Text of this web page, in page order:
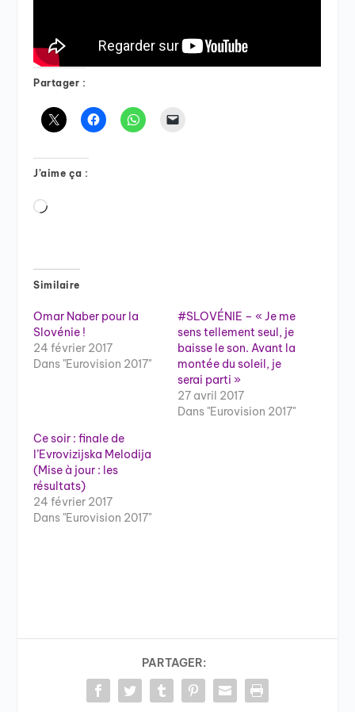
Partager :
J’aime ça :
Chargement…
Similaire
Omar Naber pour la
Slovénie !
24 février 2017
Dans "Eurovision 2017"
#SLOVÉNIE – « Je me
sens tellement seul, je
baisse le son. Avant la
montée du soleil, je
serai parti »
27 avril 2017
Dans "Eurovision 2017"
Ce soir : finale de
l’Evrovizijska Melodija
(Mise à jour : les
résultats)
24 février 2017
Dans "Eurovision 2017"
PARTAGER: